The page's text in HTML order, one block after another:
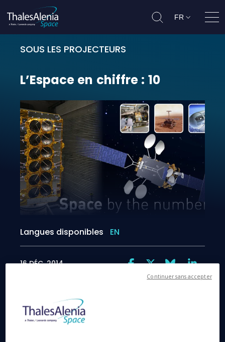
FR
SOUS LES PROJECTEURS
L’Espace en chiffre : 10
L’Espace en chiffre : 10
Langues disponibles EN
16 DÉC. 2014
Continuer sans accepter